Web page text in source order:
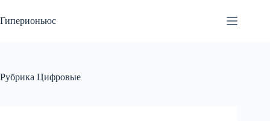
к
сути
Гиперионьюс
Рубрика Цифровые